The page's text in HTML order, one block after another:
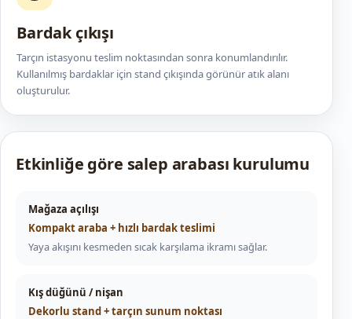
Bardak çıkışı
Tarçın istasyonu teslim noktasından sonra konumlandırılır.
Kullanılmış bardaklar için stand çıkışında görünür atık alanı
oluşturulur.
Etkinliğe göre salep arabası kurulumu
Mağaza açılışı
Kompakt araba + hızlı bardak teslimi
Yaya akışını kesmeden sıcak karşılama ikramı sağlar.
Kış düğünü / nişan
Dekorlu stand + tarçın sunum noktası